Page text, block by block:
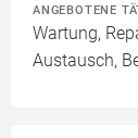
ANGEBOTENE
Wartung,
Austausch,